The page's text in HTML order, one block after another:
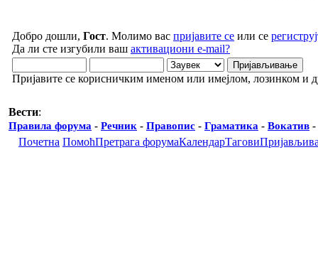
Добро дошли, Гост. Молимо вас пријавите се или се
Да ли сте изгубили ваш активациони e-mail?
Пријавите се корисничким именом или имејлом, лозинком и
Вести:
Правила форума - Речник - Правопис - Граматика - Вокатив -
Почетна ПомоћПретрага форумаКалендарТагови